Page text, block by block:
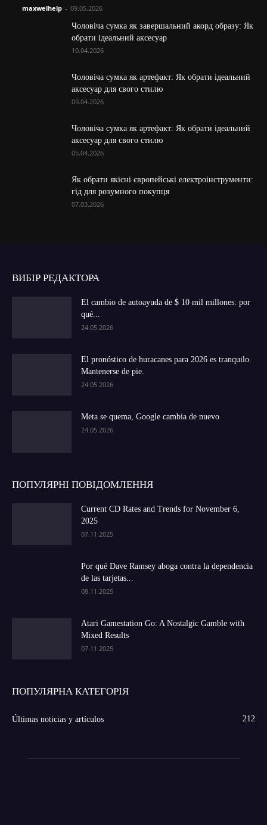
maxwelhelp - 09.05.2026
Чоловіча сумка як завершальний акорд образу: Як
обрати ідеальний аксесуар
10.04.2026
Чоловіча сумка як артефакт: Як обрати ідеальний
аксесуар для свого стилю
09.04.2026
Чоловіча сумка як артефакт: Як обрати ідеальний
аксесуар для свого стилю
05.04.2026
Як обрати якісні європейські електроінструменти:
гід для розумного покупця
07.03.2026
ВИБІР РЕДАКТОРА
El cambio de autoayuda de $ 10 mil millones: por
qué...
24.05.2026
El pronóstico de huracanes para 2026 es tranquilo.
Mantenerse de pie.
24.05.2026
Meta se quema, Google cambia de nuevo
24.05.2026
ПОПУЛЯРНІ ПОВІДОМЛЕННЯ
Current CD Rates and Trends for November 6,
2025
07.11.2025
Por qué Dave Ramsey aboga contra la dependencia
de las tarjetas...
08.11.2025
Atari Gamestation Go: A Nostalgic Gamble with
Mixed Results
07.11.2025
ПОПУЛЯРНА КАТЕГОРІЯ
Últimas noticias y artículos 212